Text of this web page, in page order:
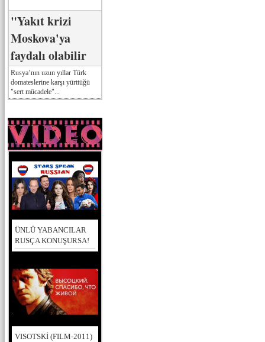
"Yakıt krizi
Moskova'ya
faydalı olabilir
Rusya’nın uzun yıllar Türk
domateslerine karşı yürttüğü
"sert mücadele"...
ÜNLÜ YABANCILAR
RUSÇA KONUŞURSA!
VISOTSKİ (FILM-2011)